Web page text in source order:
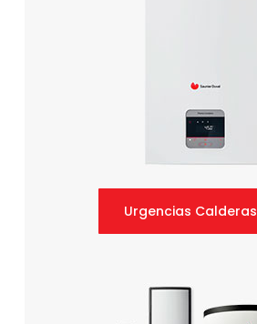
Urgencias Calderas